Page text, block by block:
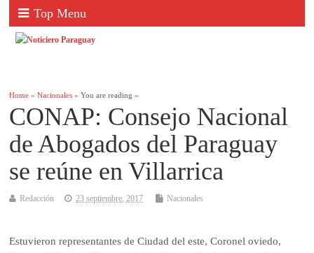
Top Menu
Home »Nacionales » You are reading »
CONAP: Consejo Nacional
de Abogados del Paraguay
se reúne en Villarrica
Redacción 23 septiembre, 2017 Nacionales
Estuvieron representantes de Ciudad del este, Coronel oviedo,